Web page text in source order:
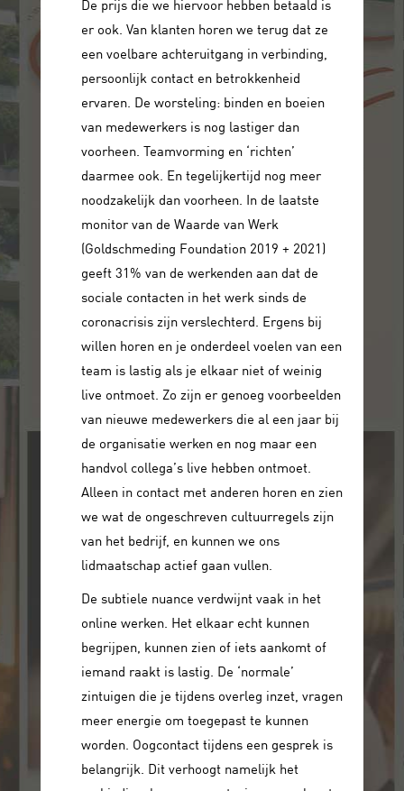
er ook. Van klanten horen we terug dat ze
een voelbare achteruitgang in verbinding,
persoonlijk contact en betrokkenheid
ervaren. De worsteling: binden en boeien
van medewerkers is nog lastiger dan
voorheen. Teamvorming en ‘richten’
daarmee ook. En tegelijkertijd nog meer
noodzakelijk dan voorheen. In de laatste
monitor van de Waarde van Werk
(Goldschmeding Foundation 2019 + 2021)
geeft 31% van de werkenden aan dat de
sociale contacten in het werk sinds de
coronacrisis zijn verslechterd. Ergens bij
willen horen en je onderdeel voelen van een
team is lastig als je elkaar niet of weinig
live ontmoet. Zo zijn er genoeg voorbeelden
van nieuwe medewerkers die al een jaar bij
de organisatie werken en nog maar een
handvol collega’s live hebben ontmoet.
Alleen in contact met anderen horen en zien
we wat de ongeschreven cultuurregels zijn
van het bedrijf, en kunnen we ons
lidmaatschap actief gaan vullen.
De subtiele nuance verdwijnt vaak in het
online werken. Het elkaar echt kunnen
begrijpen, kunnen zien of iets aankomt of
iemand raakt is lastig. De ‘normale’
zintuigen die je tijdens overleg inzet, vragen
meer energie om toegepast te kunnen
worden. Oogcontact tijdens een gesprek is
belangrijk. Dit verhoogt namelijk het